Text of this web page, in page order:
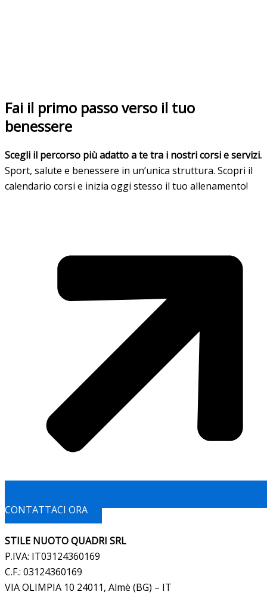
Fai il primo passo verso il tuo
benessere
Scegli il percorso più adatto a te tra i nostri corsi e servizi.
Sport, salute e benessere in un’unica struttura. Scopri il
calendario corsi e inizia oggi stesso il tuo allenamento!
CONTATTACI ORA
STILE NUOTO QUADRI SRL
P.IVA: IT03124360169
C.F.: 03124360169
VIA OLIMPIA 10 24011, Almè (BG) – IT